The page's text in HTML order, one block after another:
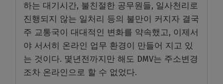
하는 대기시간, 불친절한 공무원들, 일사천리로
진행되지 않는 일처리 등의 불만이 커지자 결국
주 교통국이 대대적인 변화를 약속했고, 이제서
야 서서히 온라인 업무 환경이 만들어 지고 있
는 것이다. 몇년전까지만 해도 DMV는 주소변경
조차 온라인으로 할 수 없었다.